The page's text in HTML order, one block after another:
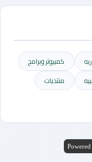
كمبيوتر وبرامج
منتديات